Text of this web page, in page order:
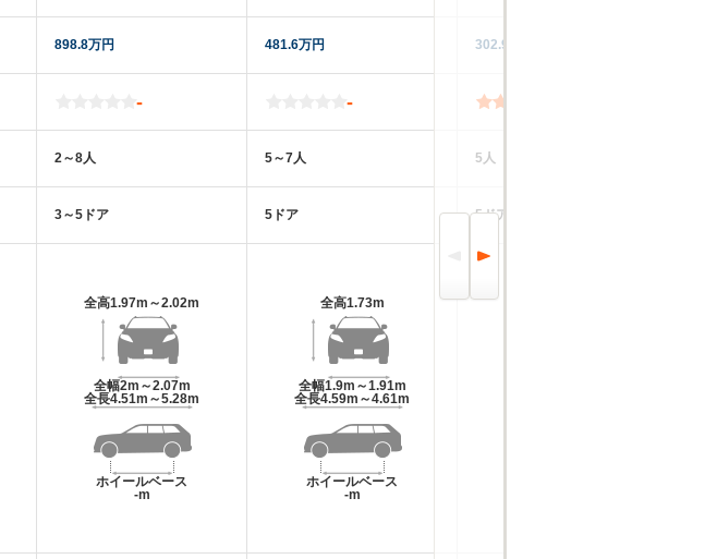
898.8万円
-
2～8人
3～5ドア
全高1.97m～2.02m
全幅2m～2.07m
全長4.51m～5.28m
ホイールベース
-m
481.6万円
-
5～7人
5ドア
全高1.73m
全幅1.9m～1.91m
全長4.59m～4.61m
ホイールベース
-m
302.9万円
5人
5ドア